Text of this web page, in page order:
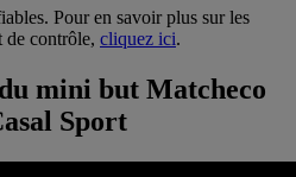
Pour en savoir plus sur les
de contrôle, cliquez ici.
mini but Matcheco
Sport